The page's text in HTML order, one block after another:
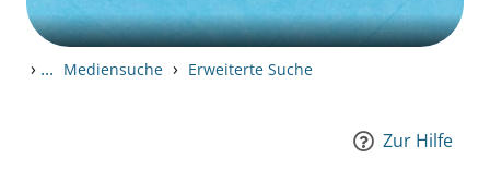
› ... Mediensuche › Erweiterte Suche
Zur Hilfe